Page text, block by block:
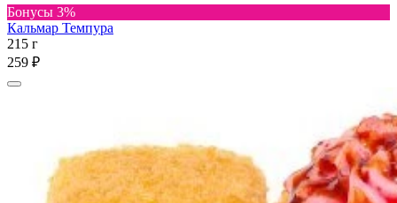
Бонусы 3%
Кальмар Темпура
215 г
259 ₽